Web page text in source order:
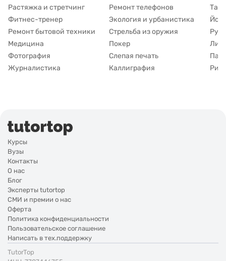
Растяжка и стретчинг
Фитнес-тренер
Ремонт бытовой техники
Медицина
Фотография
Журналистика
Ремонт телефонов
Экология и урбанистика
Стрельба из оружия
Покер
Слепая печать
Каллиграфия
Тату
Йога
Курсы
Вузы
Контакты
О нас
Блог
Эксперты tutortop
СМИ и премии о нас
Оферта
Политика конфиденциальности
Пользовательское соглашение
Написать в тех.поддержку
TutorTop